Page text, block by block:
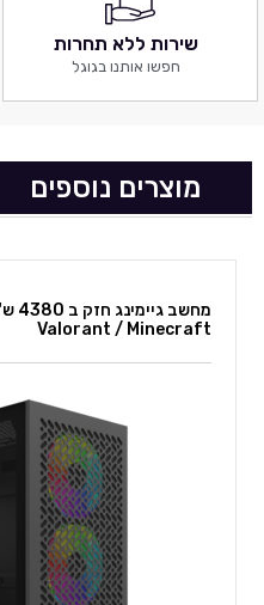
שירות ללא תחרות
חפשו אותנו בגוגל
מוצרים נוספים
Valorant / Minecraft